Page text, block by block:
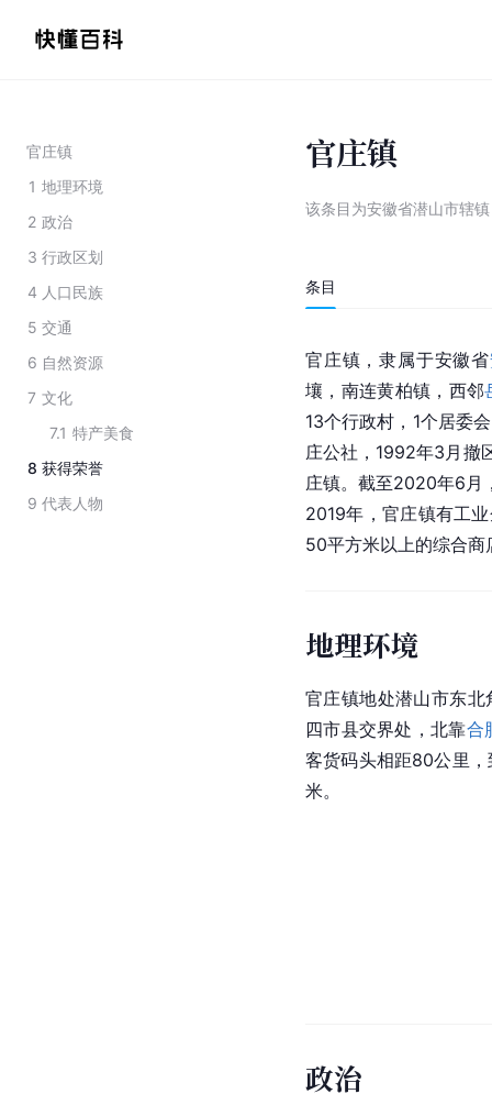
官庄镇
1 地理环境
2 政治
3 行政区划
4 人口民族
5 交通
6 自然资源
7 文化
7.1 特产美食
8 获得荣誉
9 代表人物
官庄镇
该条目为安徽省潜山市辖镇
条目
官庄镇，隶属于安徽省
壤，南连黄柏镇，西邻
13个行政村，1个居委
庄公社，1992年3月撤
庄镇。截至2020年6月
2019年，官庄镇有工
50平方米以上的综合
地理环境
官庄镇地处潜山市东北
四市县交界处，北靠合
客货码头相距80公里，
米。
政治